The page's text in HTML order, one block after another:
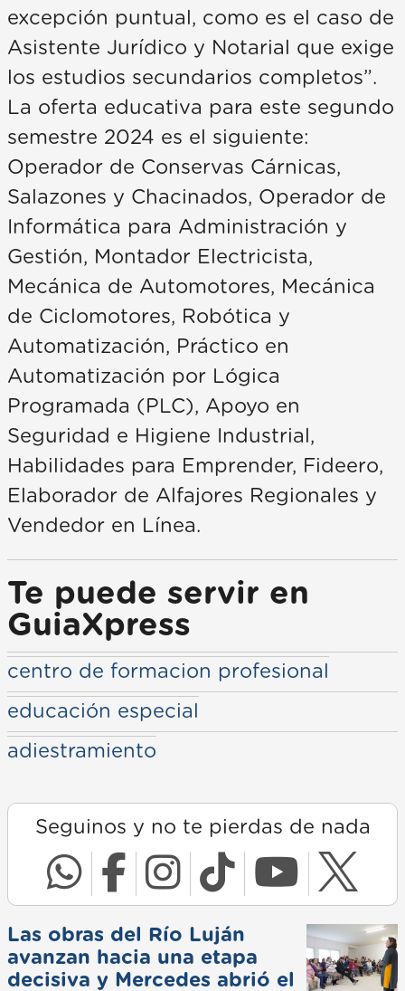
excepción puntual, como es el caso de
Asistente Jurídico y Notarial que exige
los estudios secundarios completos”.
La oferta educativa para este segundo
semestre 2024 es el siguiente:
Operador de Conservas Cárnicas,
Salazones y Chacinados, Operador de
Informática para Administración y
Gestión, Montador Electricista,
Mecánica de Automotores, Mecánica
de Ciclomotores, Robótica y
Automatización, Práctico en
Automatización por Lógica
Programada (PLC), Apoyo en
Seguridad e Higiene Industrial,
Habilidades para Emprender, Fideero,
Elaborador de Alfajores Regionales y
Vendedor en Línea.
Te puede servir en
GuiaXpress
centro de formacion profesional
educación especial
adiestramiento
Seguinos y no te pierdas de nada
Las obras del Río Luján
avanzan hacia una etapa
decisiva y Mercedes abrió el